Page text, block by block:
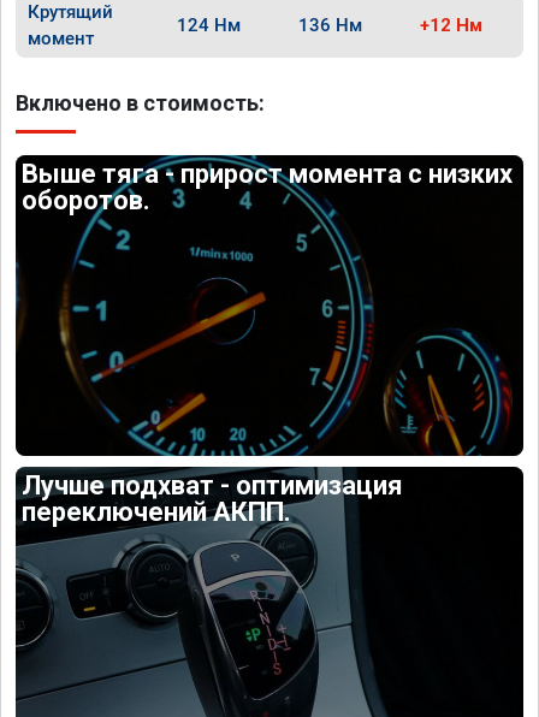
Крутящий
момент
124 Нм 136 Нм +12 Нм
Включено в стоимость:
Выше тяга - прирост момента с низких
оборотов.
Лучше подхват - оптимизация
переключений АКПП.